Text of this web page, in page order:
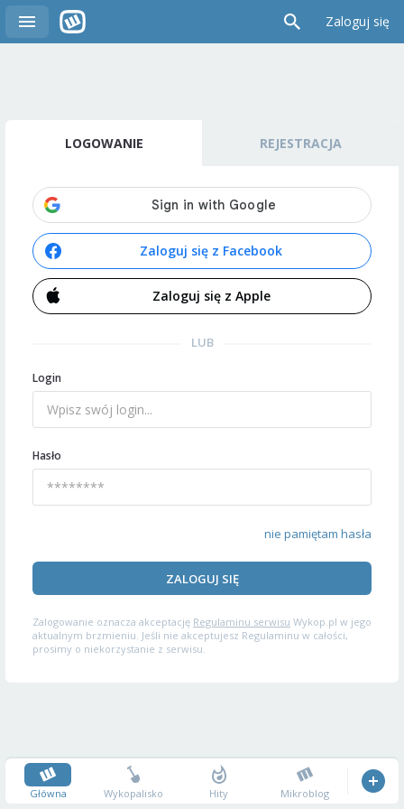
Zaloguj się
LOGOWANIE REJESTRACJA
Zaloguj się z Facebook
Zaloguj się z Apple
LUB
Login
Hasło
nie pamiętam hasła
ZALOGUJ SIĘ
Zalogowanie oznacza akceptację Regulaminu serwisu Wykop.pl w jego
aktualnym brzmieniu. Jeśli nie akceptujesz Regulaminu w całości,
prosimy o niekorzystanie z serwisu.
Główna Wykopalisko Hity Mikroblog